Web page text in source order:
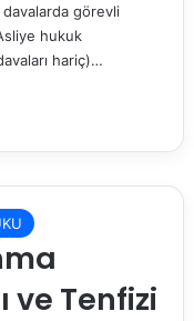
davalarda görevli
hukuk
hariç)…
ve Tenfizi